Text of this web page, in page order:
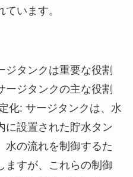
います。
ジタンクは重要な役割
ージタンクの主な役割
化: サージタンクは、水
に設置された貯水タン
水の流れを制御するた
ますが、これらの制御